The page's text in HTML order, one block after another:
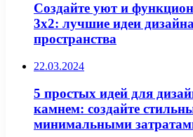
Создайте уют и
3х2: лучшие идеи
пространства
22.03.2024
5 простых идей для
камнем: создайте
минимальными